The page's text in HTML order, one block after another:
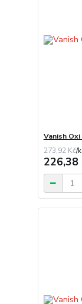
Vanish
273,92 Kč/
226,38